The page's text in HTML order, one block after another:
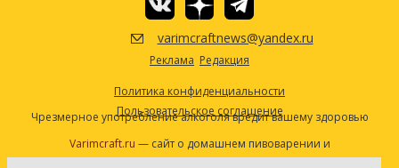
varimcraftnews@yandex.ru
Реклама Редакция
Политика конфиденциальности
Пользовательское соглашение
Чрезмерное употребление алкоголя вредит вашему здоровью
Varimcraft.ru — сайт о домашнем пивоварении и
самогоноварении.